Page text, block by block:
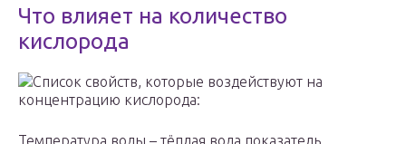
Что влияет на количество
кислорода
Список свойств, которые воздействуют на
концентрацию кислорода:
Температура воды – тёплая вода показатель